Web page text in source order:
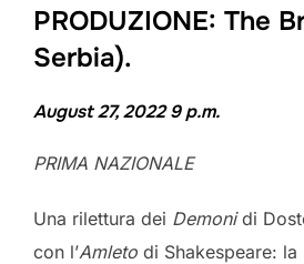
PRODUZIONE: The
Serbia).
August 27, 20229 p.m.
PRIMA NAZIONALE
Una rilettura dei Demonidi
con l’Amleto di Shakespeare: la